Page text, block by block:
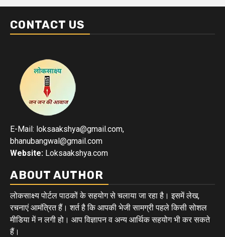
CONTACT US
E-Mail: loksaakshya@gmail.com,
bhanubangwal@gmail.com
Website: Loksaakshya.com
ABOUT AUTHOR
लोकसाक्ष्य पोर्टल पाठकों के सहयोग से चलाया जा रहा है। इसमें लेख,
रचनाएं आमंत्रित हैं। शर्त है कि आपकी भेजी सामग्री पहले किसी सोशल
मीडिया में न लगी हो। आप विज्ञापन व अन्य आर्थिक सहयोग भी कर सकते
हैं।